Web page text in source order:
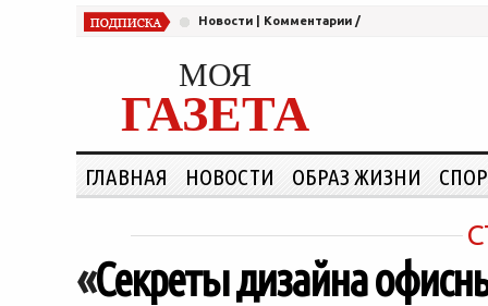
Новости Комментарии /
МОЯ
ГАЗЕТА
ГЛАВНАЯ НОВОСТИ ОБРАЗ ЖИЗНИ
«Секреты дизайна